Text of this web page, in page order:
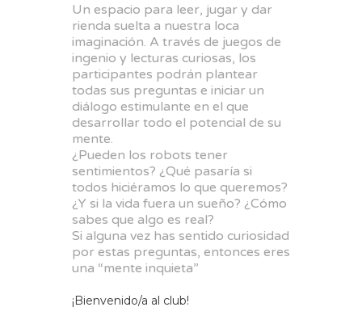
Un espacio para leer, jugar y dar
rienda suelta a nuestra loca
imaginación. A través de juegos de
ingenio y lecturas curiosas, los
participantes podrán plantear
todas sus preguntas e iniciar un
diálogo estimulante en el que
desarrollar todo el potencial de su
mente.
¿Pueden los robots tener
sentimientos? ¿Qué pasaría si
todos hiciéramos lo que queremos?
¿Y si la vida fuera un sueño? ¿Cómo
sabes que algo es real?
Si alguna vez has sentido curiosidad
por estas preguntas, entonces eres
una “mente inquieta”
¡Bienvenido/a al club!